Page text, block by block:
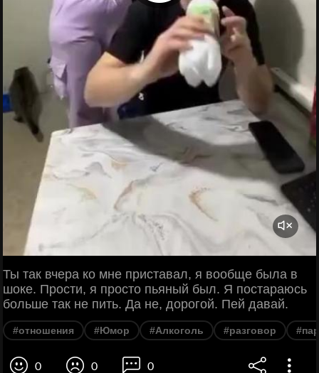
Ты так вчера ко мне приставал, я вообще была в
шоке. Прости, я просто пьяный был. Я постараюсь
больше так не пить. Да не, дорогой. Пей давай.
#отношения #Юмор #Алкоголь #разговор
0 0 0